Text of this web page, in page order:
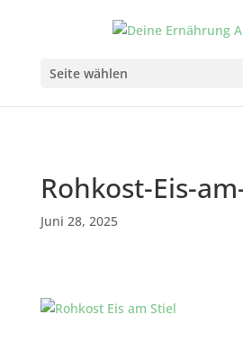
Seite wählen
Rohkost-Eis-
Juni 28, 2025